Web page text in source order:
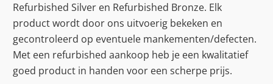
Refurbished Silver en Refurbished Bronze. Elk
product wordt door ons uitvoerig bekeken en
gecontroleerd op eventuele mankementen/defecten.
Met een refurbished aankoop heb je een kwalitatief
goed product in handen voor een scherpe prijs.